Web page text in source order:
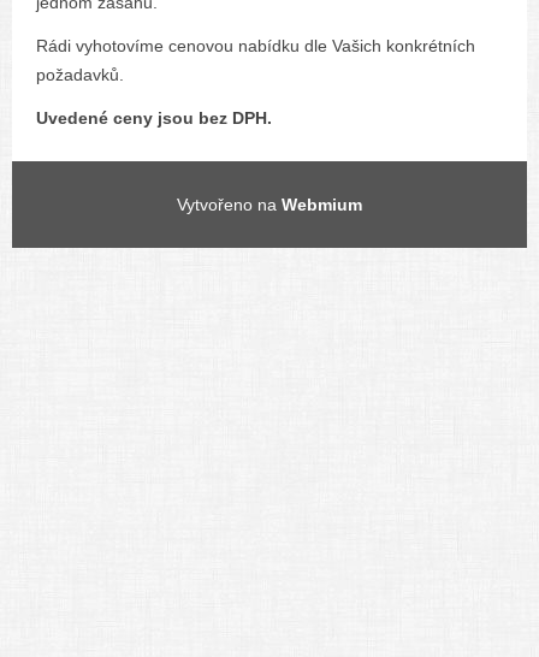
Rádi vyhotovíme cenovou nabídku dle Vašich konkrétních
požadavků.
Uvedené ceny jsou bez DPH.
Vytvořeno na Webmium